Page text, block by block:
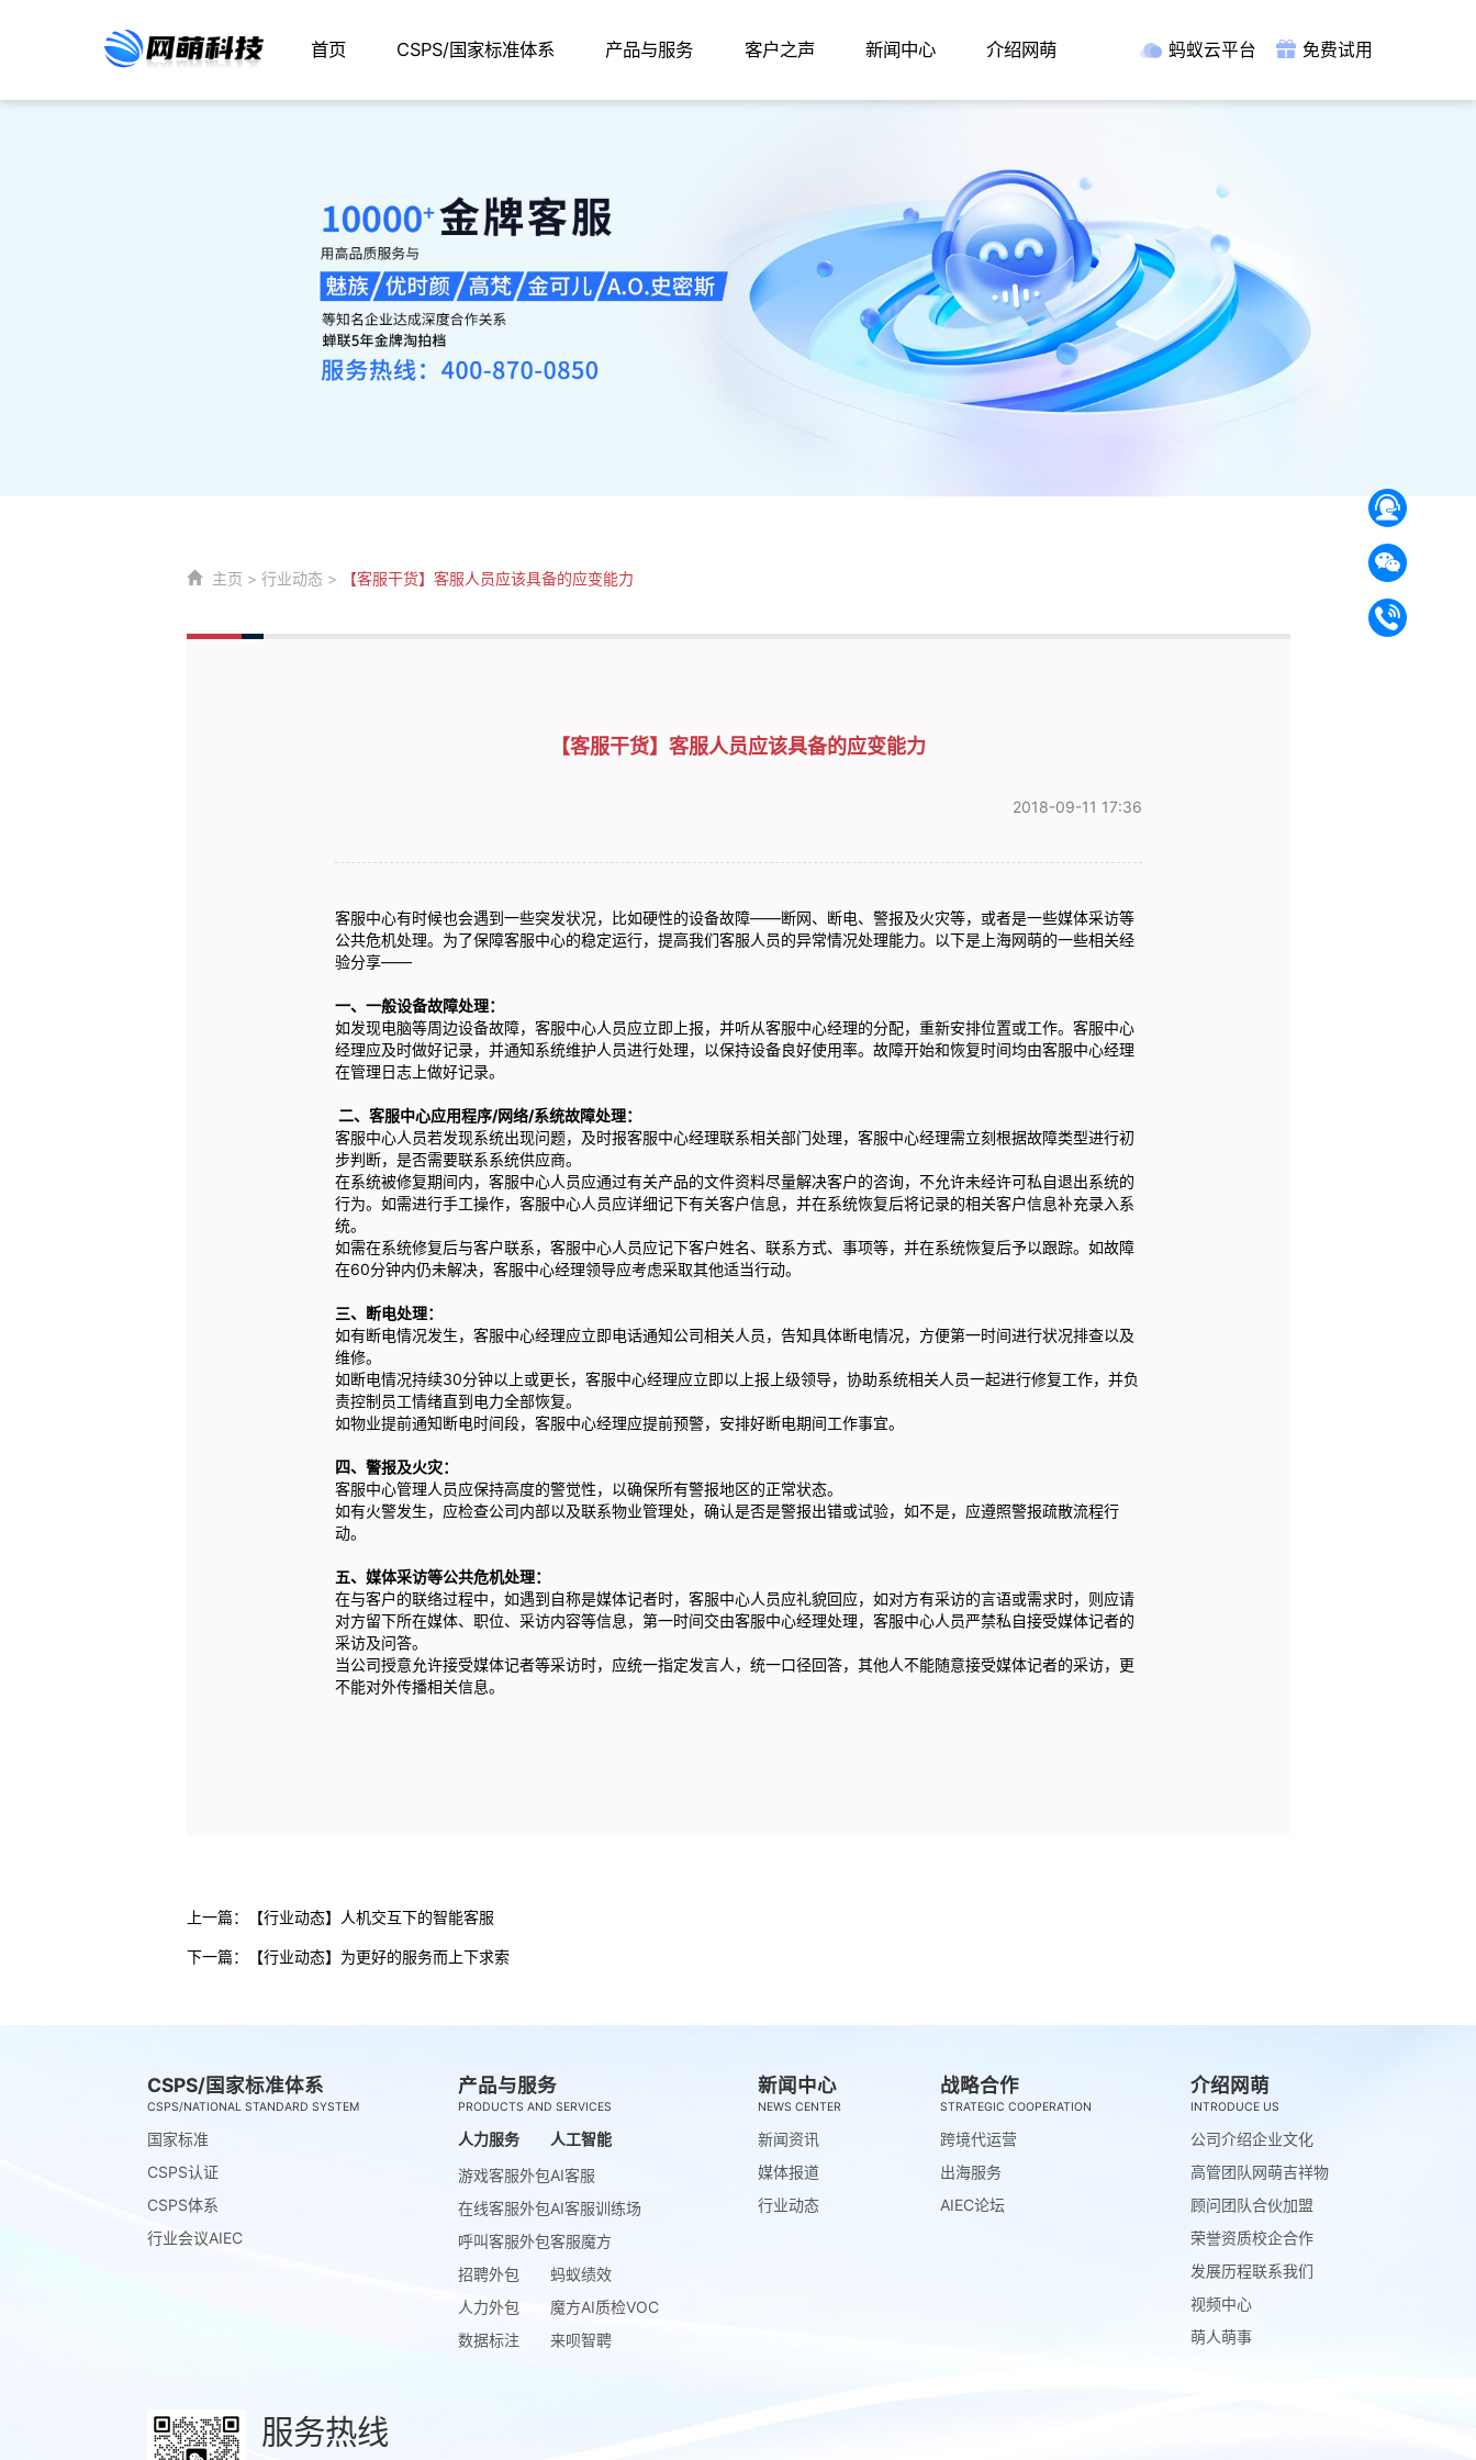
首页 CSPS/国家标准体系 产品与服务 客户之声 新闻中心 介绍网萌 蚂蚁云平台 免费试用
主页 > 行业动态 > 【客服干货】客服人员应该具备的应变能力
【客服干货】客服人员应该具备的应变能力
2018-09-11 17:36
客服中心有时候也会遇到一些突发状况，比如硬性的设备故障——断网、断电、警报及火灾等，或者是一些媒体采访等
公共危机处理。为了保障客服中心的稳定运行，提高我们客服人员的异常情况处理能力。以下是上海网萌的一些相关经
验分享——
一、一般设备故障处理：
如发现电脑等周边设备故障，客服中心人员应立即上报，并听从客服中心经理的分配，重新安排位置或工作。客服中心
经理应及时做好记录，并通知系统维护人员进行处理，以保持设备良好使用率。故障开始和恢复时间均由客服中心经理
在管理日志上做好记录。
二、客服中心应用程序/网络/系统故障处理：
客服中心人员若发现系统出现问题，及时报客服中心经理联系相关部门处理，客服中心经理需立刻根据故障类型进行初
步判断，是否需要联系系统供应商。
在系统被修复期间内，客服中心人员应通过有关产品的文件资料尽量解决客户的咨询，不允许未经许可私自退出系统的
行为。如需进行手工操作，客服中心人员应详细记下有关客户信息，并在系统恢复后将记录的相关客户信息补充录入系
统。
如需在系统修复后与客户联系，客服中心人员应记下客户姓名、联系方式、事项等，并在系统恢复后予以跟踪。如故障
在60分钟内仍未解决，客服中心经理领导应考虑采取其他适当行动。
三、断电处理：
如有断电情况发生，客服中心经理应立即电话通知公司相关人员，告知具体断电情况，方便第一时间进行状况排查以及
维修。
如断电情况持续30分钟以上或更长，客服中心经理应立即以上报上级领导，协助系统相关人员一起进行修复工作，并负
责控制员工情绪直到电力全部恢复。
如物业提前通知断电时间段，客服中心经理应提前预警，安排好断电期间工作事宜。
四、警报及火灾：
客服中心管理人员应保持高度的警觉性，以确保所有警报地区的正常状态。
如有火警发生，应检查公司内部以及联系物业管理处，确认是否是警报出错或试验，如不是，应遵照警报疏散流程行
动。
五、媒体采访等公共危机处理：
在与客户的联络过程中，如遇到自称是媒体记者时，客服中心人员应礼貌回应，如对方有采访的言语或需求时，则应请
对方留下所在媒体、职位、采访内容等信息，第一时间交由客服中心经理处理，客服中心人员严禁私自接受媒体记者的
采访及问答。
当公司授意允许接受媒体记者等采访时，应统一指定发言人，统一口径回答，其他人不能随意接受媒体记者的采访，更
不能对外传播相关信息。
上一篇： 【行业动态】人机交互下的智能客服
下一篇： 【行业动态】为更好的服务而上下求索
CSPS/国家标准体系
CSPS/NATIONAL STANDARD SYSTEM
国家标准
CSPS认证
CSPS体系
行业会议AIEC
产品与服务
PRODUCTS AND SERVICES
人力服务
游戏客服外包
在线客服外包
呼叫客服外包
招聘外包
人力外包
数据标注
人工智能
AI客服
AI客服训练场
客服魔方
蚂蚁绩效
魔方AI质检VOC
来呗智聘
新闻中心
NEWS CENTER
新闻资讯
媒体报道
行业动态
战略合作
STRATEGIC COOPERATION
跨境代运营
出海服务
AIEC论坛
介绍网萌
INTRODUCE US
公司介绍
高管团队
顾问团队
荣誉资质
发展历程
视频中心
萌人萌事
企业文化
网萌吉祥物
合伙加盟
校企合作
联系我们
服务热线